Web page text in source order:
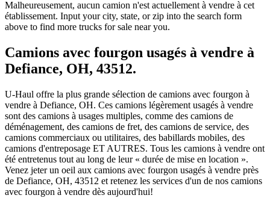
Malheureusement, aucun camion n'est actuellement à vendre à cet
établissement. Input your city, state, or zip into the search form
above to find more trucks for sale near you.
Camions avec fourgon usagés à vendre à
Defiance, OH, 43512.
U-Haul offre la plus grande sélection de camions avec fourgon à
vendre à Defiance, OH. Ces camions légèrement usagés à vendre
sont des camions à usages multiples, comme des camions de
déménagement, des camions de fret, des camions de service, des
camions commerciaux ou utilitaires, des babillards mobiles, des
camions d'entreposage ET AUTRES. Tous les camions à vendre ont
été entretenus tout au long de leur « durée de mise en location ».
Venez jeter un oeil aux camions avec fourgon usagés à vendre près
de Defiance, OH, 43512 et retenez les services d'un de nos camions
avec fourgon à vendre dès aujourd'hui!